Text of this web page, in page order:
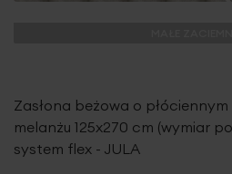
Zasłona beżowa o
melanżu 125x270 cm (wymiar
system flex - JULA